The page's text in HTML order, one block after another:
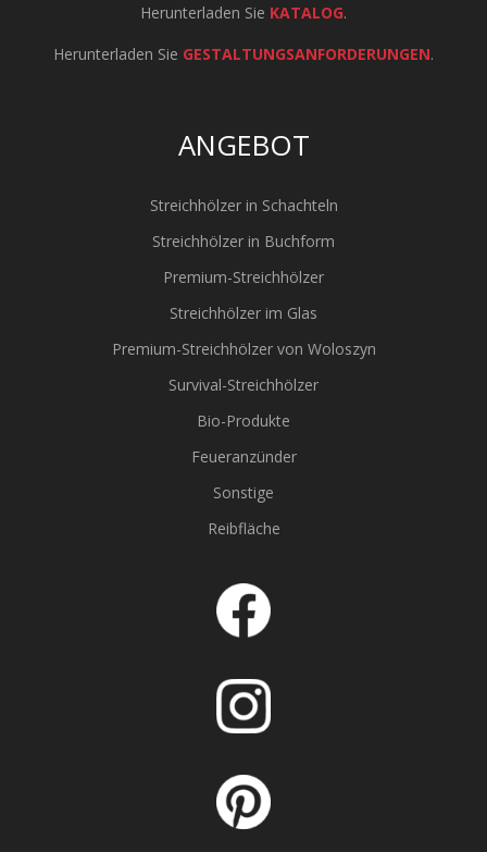
Herunterladen Sie KATALOG.
Herunterladen Sie GESTALTUNGSANFORDERUNGEN.
ANGEBOT
Streichhölzer in Schachteln
Streichhölzer in Buchform
Premium-Streichhölzer
Streichhölzer im Glas
Premium-Streichhölzer von Woloszyn
Survival-Streichhölzer
Bio-Produkte
Feueranzünder
Sonstige
Reibfläche